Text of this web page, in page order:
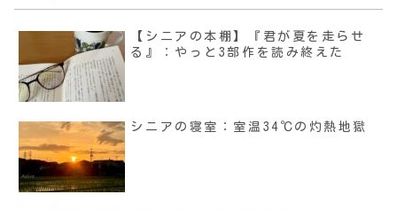
【シニアの本棚】『君が夏を走らせ
る』：やっと3部作を読み終えた
シニアの寝室：室温34℃の灼熱地獄